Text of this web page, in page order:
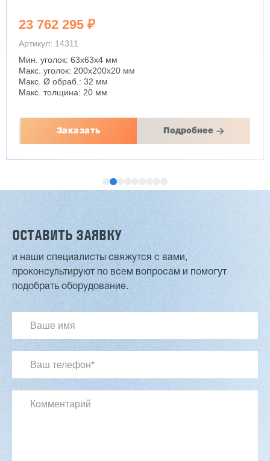
23 762 295 ₽
Артикул: 14311
Мин. уголок: 63x63x4 мм
Макс. уголок: 200x200x20 мм
Макс. Ø обраб.: 32 мм
Макс. толщина: 20 мм
Заказать Подробнее
Двухсторонний шипорез MX6015
2 901 639 ₽
Артикул: 2497
Станок проходного типа
ОСТАВИТЬ ЗАЯВКУ
и наши специалисты свяжутся с вами,
проконсультируют по всем вопросам и помогут
подобрать оборудование.